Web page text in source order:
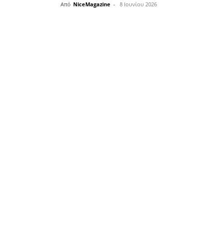
Από NiceMagazine - 8 Ιουνίου 2026